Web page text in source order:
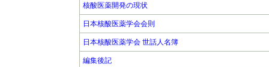
核酸医薬開発の現状
日本核酸医薬学会会則
日本核酸医薬学会 世話人名簿
編集後記